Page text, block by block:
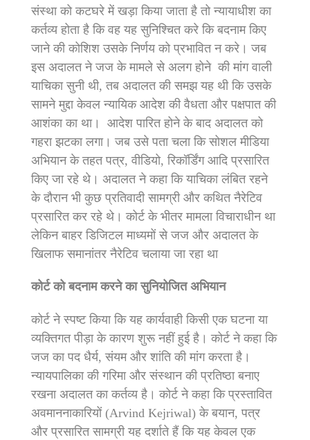
संस्था को कटघरे में खड़ा किया जाता है तो न्यायाधीश का
कर्तव्य होता है कि वह यह सुनिश्चित करे कि बदनाम किए
जाने की कोशिश उसके निर्णय को प्रभावित न करे। जब
इस अदालत ने जज के मामले से अलग होने की मांग वाली
याचिका सुनी थी, तब अदालत की समझ यह थी कि उसके
सामने मुद्दा केवल न्यायिक आदेश की वैधता और पक्षपात की
आशंका का था। आदेश पारित होने के बाद अदालत को
गहरा झटका लगा। जब उसे पता चला कि सोशल मीडिया
अभियान के तहत पत्र, वीडियो, रिकॉर्डिंग आदि प्रसारित
किए जा रहे थे। अदालत ने कहा कि याचिका लंबित रहने
के दौरान भी कुछ प्रतिवादी सामग्री और कथित नैरेटिव
प्रसारित कर रहे थे। कोर्ट के भीतर मामला विचाराधीन था
लेकिन बाहर डिजिटल माध्यमों से जज और अदालत के
खिलाफ समानांतर नैरेटिव चलाया जा रहा था
कोर्ट को बदनाम करने का सुनियोजित अभियान
कोर्ट ने स्पष्ट किया कि यह कार्यवाही किसी एक घटना या
व्यक्तिगत पीड़ा के कारण शुरू नहीं हुई है। कोर्ट ने कहा कि
जज का पद धैर्य, संयम और शांति की मांग करता है।
न्यायपालिका की गरिमा और संस्थान की प्रतिष्ठा बनाए
रखना अदालत का कर्तव्य है। कोर्ट ने कहा कि प्रस्तावित
अवमाननाकारियों (Arvind Kejriwal) के बयान, पत्र
और प्रसारित सामग्री यह दर्शाते हैं कि यह केवल एक